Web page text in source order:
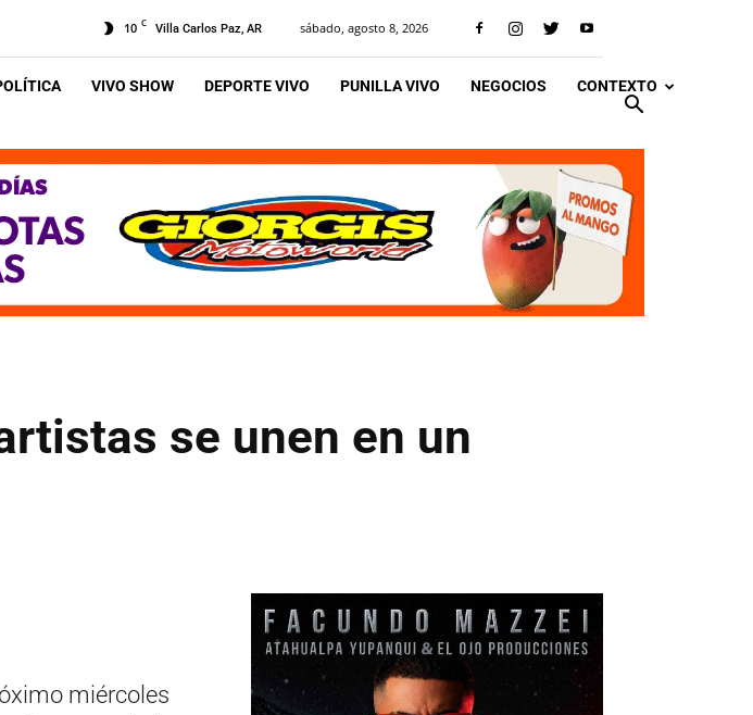
10 C Villa Carlos Paz, AR sábado, agosto 8, 2026
VIVO SHOW DEPORTE VIVO PUNILLA VIVO NEGOCIOS CONTEXTO
se unen en un
miércoles